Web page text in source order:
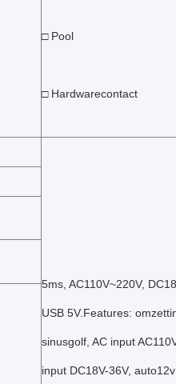
□ Pool
□ Hardwarecontact
5ms, AC110V~220V,
USB 5V.Features:
sinusgolf, AC input
input DC18V-36V,